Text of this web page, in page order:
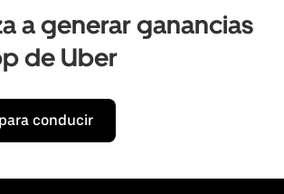
a generar ganancias
de Uber
conducir